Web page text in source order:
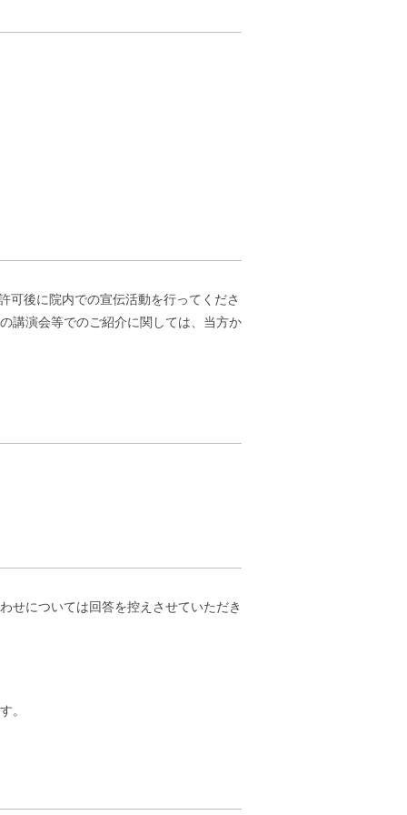
可後に院内での宣伝活動を行ってくださ
講演会等でのご紹介に関しては、当方か
せについては回答を控えさせていただき
。